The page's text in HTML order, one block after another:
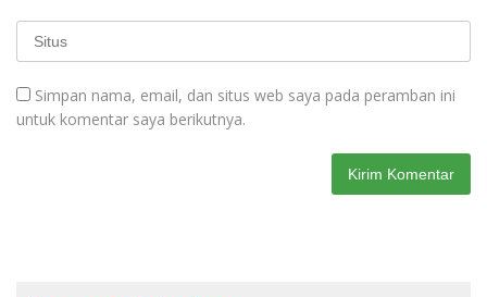
Simpan nama, email, dan situs web saya pada peramban ini
untuk komentar saya berikutnya.